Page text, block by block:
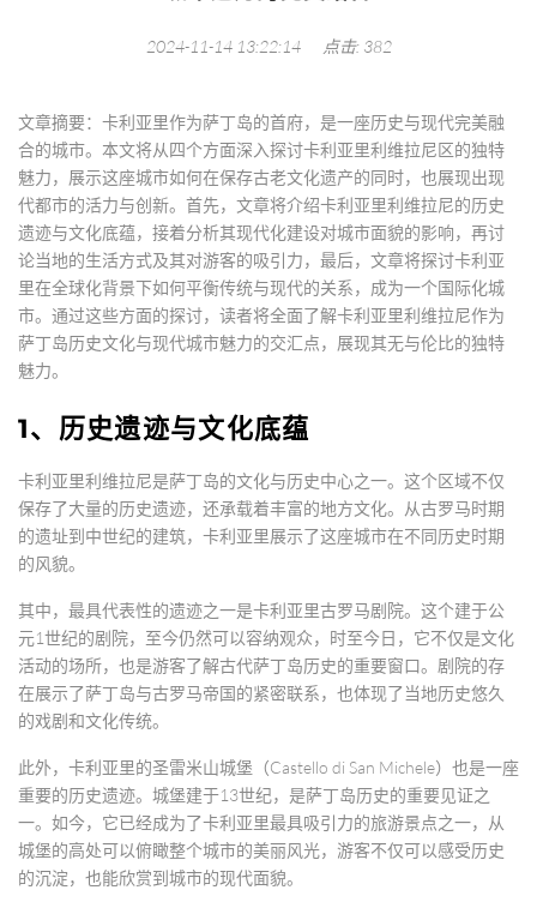
2024-11-14 13:22:14 点击: 382
文章摘要：卡利亚里作为萨丁岛的首府，是一座历史与现代完美融
合的城市。本文将从四个方面深入探讨卡利亚里利维拉尼区的独特
魅力，展示这座城市如何在保存古老文化遗产的同时，也展现出现
代都市的活力与创新。首先，文章将介绍卡利亚里利维拉尼的历史
遗迹与文化底蕴，接着分析其现代化建设对城市面貌的影响，再讨
论当地的生活方式及其对游客的吸引力，最后，文章将探讨卡利亚
里在全球化背景下如何平衡传统与现代的关系，成为一个国际化城
市。通过这些方面的探讨，读者将全面了解卡利亚里利维拉尼作为
萨丁岛历史文化与现代城市魅力的交汇点，展现其无与伦比的独特
魅力。
1、历史遗迹与文化底蕴
卡利亚里利维拉尼是萨丁岛的文化与历史中心之一。这个区域不仅
保存了大量的历史遗迹，还承载着丰富的地方文化。从古罗马时期
的遗址到中世纪的建筑，卡利亚里展示了这座城市在不同历史时期
的风貌。
其中，最具代表性的遗迹之一是卡利亚里古罗马剧院。这个建于公
元1世纪的剧院，至今仍然可以容纳观众，时至今日，它不仅是文化
活动的场所，也是游客了解古代萨丁岛历史的重要窗口。剧院的存
在展示了萨丁岛与古罗马帝国的紧密联系，也体现了当地历史悠久
的戏剧和文化传统。
此外，卡利亚里的圣雷米山城堡（Castello di San Michele）也是一座
重要的历史遗迹。城堡建于13世纪，是萨丁岛历史的重要见证之
一。如今，它已经成为了卡利亚里最具吸引力的旅游景点之一，从
城堡的高处可以俯瞰整个城市的美丽风光，游客不仅可以感受历史
的沉淀，也能欣赏到城市的现代面貌。